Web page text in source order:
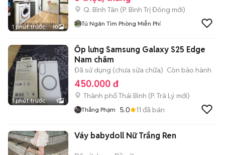
1 phút trước 10
Q. Bình Tân (P. Bình Trị Đông mới)
Tú Ngân Tìm Phòng Miễn Phí
1 phút trước 1
Ốp lưng Samsung Galaxy S25 Edge
Nam châm
Đã sử dụng (chưa sửa chữa) Còn bảo hành
450.000 đ
Thành phố Thái Bình (P. Trà Lý mới)
Thắng Phạm 5.0 11 đã bán
Váy babydoll Nữ Trắng Ren